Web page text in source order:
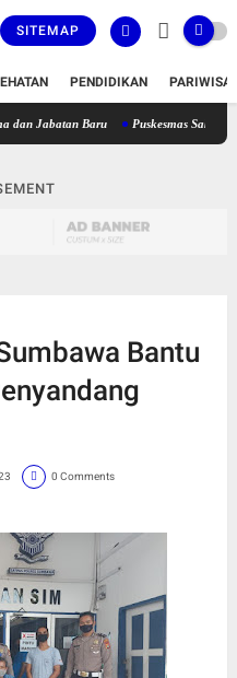
SITEMAP
PENDIDIKAN
Baru Puskesmas Sakra Timur
Bantu
0 Comments